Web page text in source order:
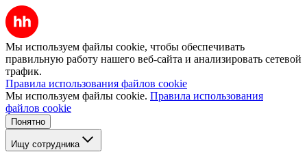
Мы используем файлы cookie, чтобы обеспечивать
правильную работу нашего веб-сайта и анализировать сетевой
трафик.
Правила использования файлов cookie
Мы используем файлы cookie. Правила использования
файлов cookie
Понятно
Ищу сотрудника